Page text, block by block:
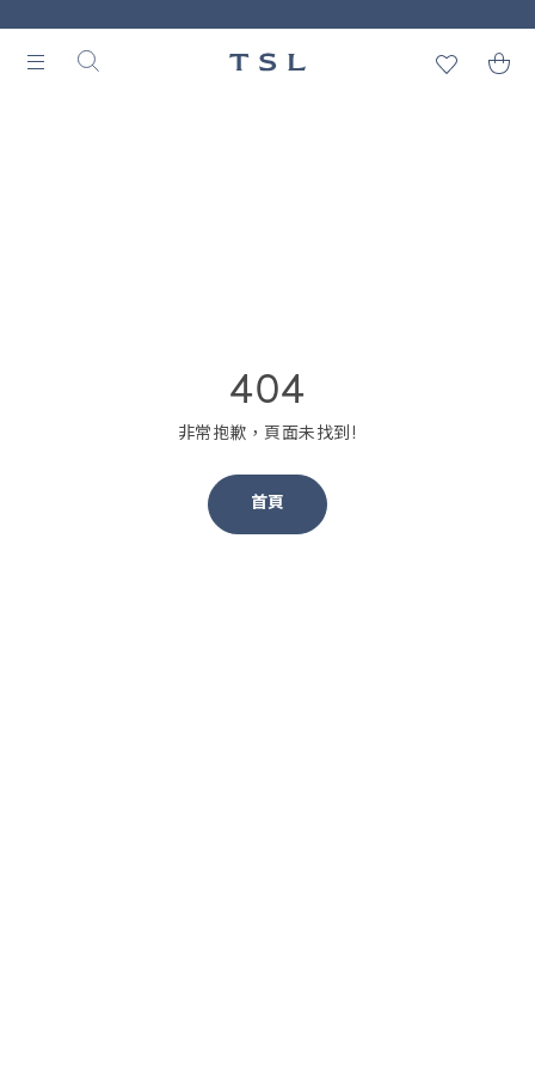
404
非常抱歉，頁面未找到!
首頁